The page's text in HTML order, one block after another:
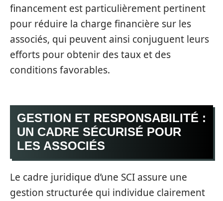
financement est particulièrement pertinent
pour réduire la charge financière sur les
associés, qui peuvent ainsi conjuguent leurs
efforts pour obtenir des taux et des
conditions favorables.
GESTION ET RESPONSABILITÉ :
UN CADRE SÉCURISÉ POUR
LES ASSOCIÉS
Le cadre juridique d’une SCI assure une
gestion structurée qui individue clairement